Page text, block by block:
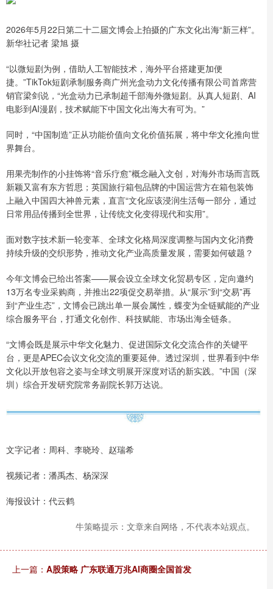
2026年5月22日第二十二届文博会上拍摄的广东文化出海“新三样”。
新华社记者 梁旭 摄
“以微短剧为例，借助人工智能技术，海外平台搭建更加便
捷。”TikTok短剧承制服务商广州光盒动力文化传播有限公司首席营
销官梁剑说，“光盒动力已承制超千部海外微短剧。从真人短剧、AI
电影到AI漫剧，技术赋能下中国文化出海大有可为。”
同时，“中国制造”正从功能价值向文化价值拓展，将中华文化推向世
界舞台。
用果壳制作的小挂饰将“音乐疗愈”概念融入文创，对海外市场而言既
新颖又富有东方哲思；英国旅行箱包品牌的中国运营方在箱包装饰
上融入中国四大神兽元素，直言“文化应该浸润生活每一部分，通过
日常用品传播到全世界，让传统文化变得现代和实用”。
面对数字技术新一轮变革、全球文化格局深度调整与国内文化消费
持续升级的交织形势，推动文化产业高质量发展，需要如何破题？
今年文博会已给出答案——展会设立全球文化贸易专区，定向邀约
13万名专业采购商，并推出22项促交易举措。从“展示”到“交易”再
到“产业生态”，文博会已跳出单一展会属性，蝶变为全链赋能的产业
综合服务平台，打通文化创作、科技赋能、市场出海全链条。
“文博会既是展示中华文化魅力、促进国际文化交流合作的关键平
台，更是APEC会议文化交流的重要延伸。透过深圳，世界看到中华
文化以开放包容之姿与全球文明展开深度对话的新实践。”中国（深
圳）综合开发研究院常务副院长郭万达说。
文字记者：周科、李晓玲、赵瑞希
视频记者：潘禹杰、杨深深
海报设计：代云鹤
牛策略提示：文章来自网络，不代表本站观点。
上一篇： A股策略 广东联通万兆AI商圈全国首发